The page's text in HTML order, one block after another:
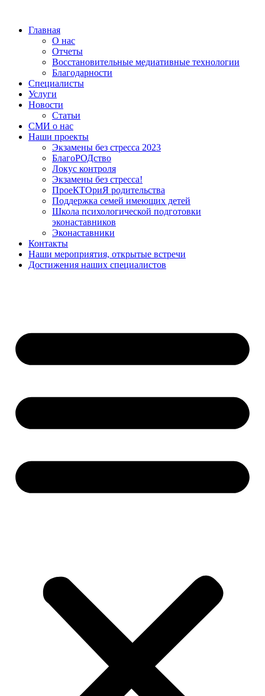
Главная
О нас
Отчеты
Восстановительные медиативные технологии
Благодарности
Специалисты
Услуги
Новости
Статьи
СМИ о нас
Наши проекты
Экзамены без стресса 2023
БлагоРОДство
Локус контроля
Экзамены без стресса!
ПроеКТОриЯ родительства
Поддержка семей имеющих детей
Школа психологической подготовки
эконаставников
Эконаставники
Контакты
Наши мероприятия, открытые встречи
Достижения наших специалистов